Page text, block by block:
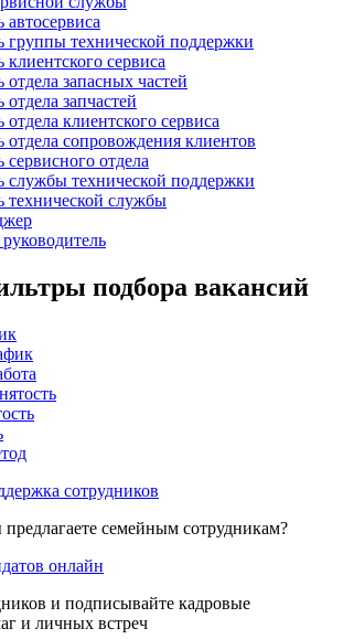
автосервиса
группы технической поддержки
клиентского сервиса
отдела запасных частей
отдела запчастей
отдела клиентского сервиса
отдела сопровождения клиентов
сервисного отдела
службы технической поддержки
технической службы
подбора вакансий
сотрудников
семейным сотрудникам?
онлайн
и подписывайте кадровые
и личных встреч